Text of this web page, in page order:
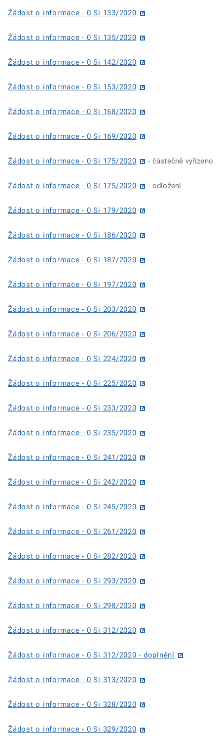
Žádost o informace - 0 Si 133/2020
Žádost o informace - 0 Si 135/2020
Žádost o informace - 0 Si 142/2020
Žádost o informace - 0 Si 153/2020
Žádost o informace - 0 Si 168/2020
Žádost o informace - 0 Si 169/2020
Žádost o informace - 0 Si 175/2020 - částečně vyřízeno
Žádost o informace - 0 Si 175/2020 - odložení
Žádost o informace - 0 Si 179/2020
Žádost o informace - 0 Si 186/2020
Žádost o informace - 0 Si 187/2020
Žádost o informace - 0 Si 197/2020
Žádost o informace - 0 Si 203/2020
Žádost o informace - 0 Si 206/2020
Žádost o informace - 0 Si 224/2020
Žádost o informace - 0 Si 225/2020
Žádost o informace - 0 Si 233/2020
Žádost o informace - 0 Si 235/2020
Žádost o informace - 0 Si 241/2020
Žádost o informace - 0 Si 242/2020
Žádost o informace - 0 Si 245/2020
Žádost o informace - 0 Si 261/2020
Žádost o informace - 0 Si 282/2020
Žádost o informace - 0 Si 293/2020
Žádost o informace - 0 Si 298/2020
Žádost o informace - 0 Si 312/2020
Žádost o informace - 0 Si 312/2020 - doplnění
Žádost o informace - 0 Si 313/2020
Žádost o informace - 0 Si 328/2020
Žádost o informace - 0 Si 329/2020